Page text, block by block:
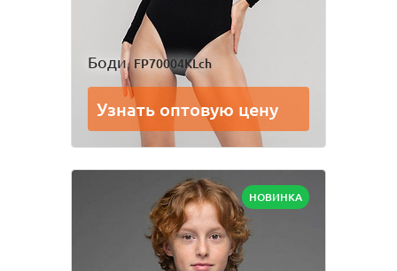
Боди FP70004KLch
Узнать оптовую цену
НОВИНКА